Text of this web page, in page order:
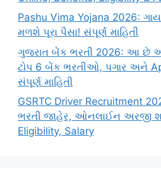
Pashu Vima Yojana 2026:
મળશે પૂરા પૈસા! સંપૂર્ણ માહિતી
ગુજરાત બેંક ભરતી 2026: આ છે
ટોપ 6 બેંક ભરતીઓ, પગાર અને
સંપૂર્ણ માહિતી
GSRTC Driver Recruitment
ભરતી જાહેર, ઓનલાઈન અરજી
Eligibility, Salary